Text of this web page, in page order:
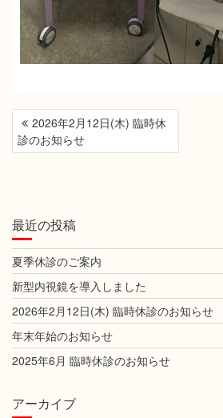
投
稿
ナ
ー
シ
ョ
ン
2026年2月12日(木) 臨時休
診のお知らせ
最近の投稿
夏季休診のご案内
新型内視鏡を導入しました
2026年2月12日(木) 臨時休診のお知らせ
年末年始のお知らせ
2025年6月 臨時休診のお知らせ
アーカイブ